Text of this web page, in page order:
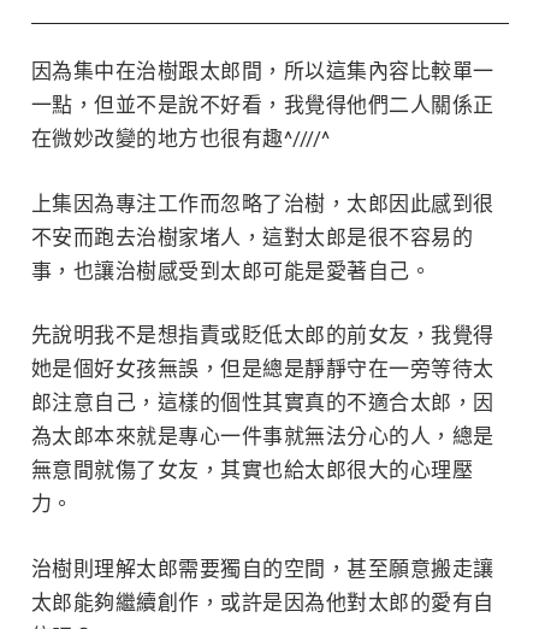
因為集中在治樹跟太郎間，所以這集內容比較單一
一點，但並不是說不好看，我覺得他們二人關係正
在微妙改變的地方也很有趣^////^
上集因為專注工作而忽略了治樹，太郎因此感到很
不安而跑去治樹家堵人，這對太郎是很不容易的
事，也讓治樹感受到太郎可能是愛著自己。
先說明我不是想指責或貶低太郎的前女友，我覺得
她是個好女孩無誤，但是總是靜靜守在一旁等待太
郎注意自己，這樣的個性其實真的不適合太郎，因
為太郎本來就是專心一件事就無法分心的人，總是
無意間就傷了女友，其實也給太郎很大的心理壓
力。
治樹則理解太郎需要獨自的空間，甚至願意搬走讓
太郎能夠繼續創作，或許是因為他對太郎的愛有自